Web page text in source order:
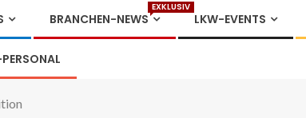
BRANCHEN-NEWS
EXKLUSIV
LKW-EVENTS